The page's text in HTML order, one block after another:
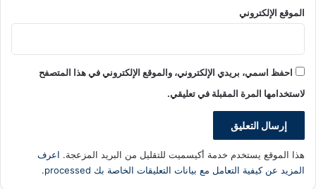
الموقع الإلكتروني
احفظ اسمي، بريدي الإلكتروني، والموقع الإلكتروني في هذا المتصفح
لاستخدامها المرة المقبلة في تعليقي.
هذا الموقع يستخدم خدمة أكيسميت للتقليل من البريد المزعجة. اعرف
المزيد عن كيفية التعامل مع بيانات التعليقات الخاصة بك processed
.